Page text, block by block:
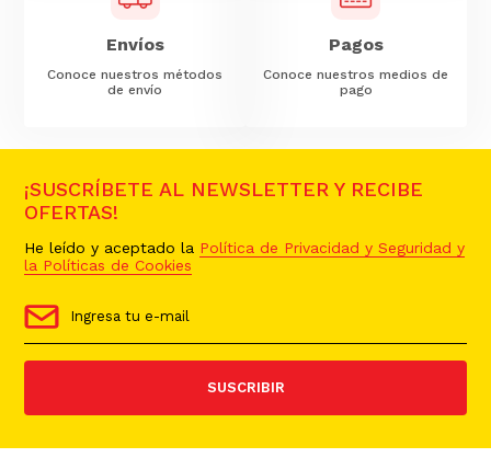
Envíos
Conoce nuestros métodos
de envío
Pagos
Conoce nuestros medios de
pago
¡SUSCRÍBETE AL NEWSLETTER Y RECIBE
OFERTAS!
He leído y aceptado la Política de Privacidad y Seguridad y
la Políticas de Cookies
SUSCRIBIR